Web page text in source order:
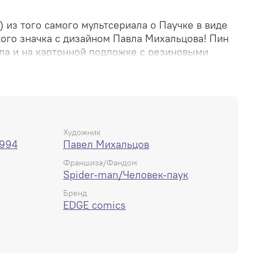
того самого мультсериала о Паучке в виде
значка с дизайном Павла Михальцова! Пин
и на картонной подложке с резиновыми
металлическими. Всё как подобает для
Пауке!
Художник
Павел Михальцов
Франшиза/Фандом
Spider-man/Человек-паук
Бренд
EDGE comics